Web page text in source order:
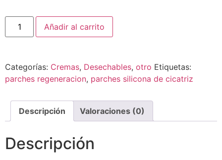
Añadir al carrito
Categorías: Cremas, Desechables, otro Etiquetas:
parches regeneracion, parches silicona de cicatriz
Descripción Valoraciones (0)
Descripción